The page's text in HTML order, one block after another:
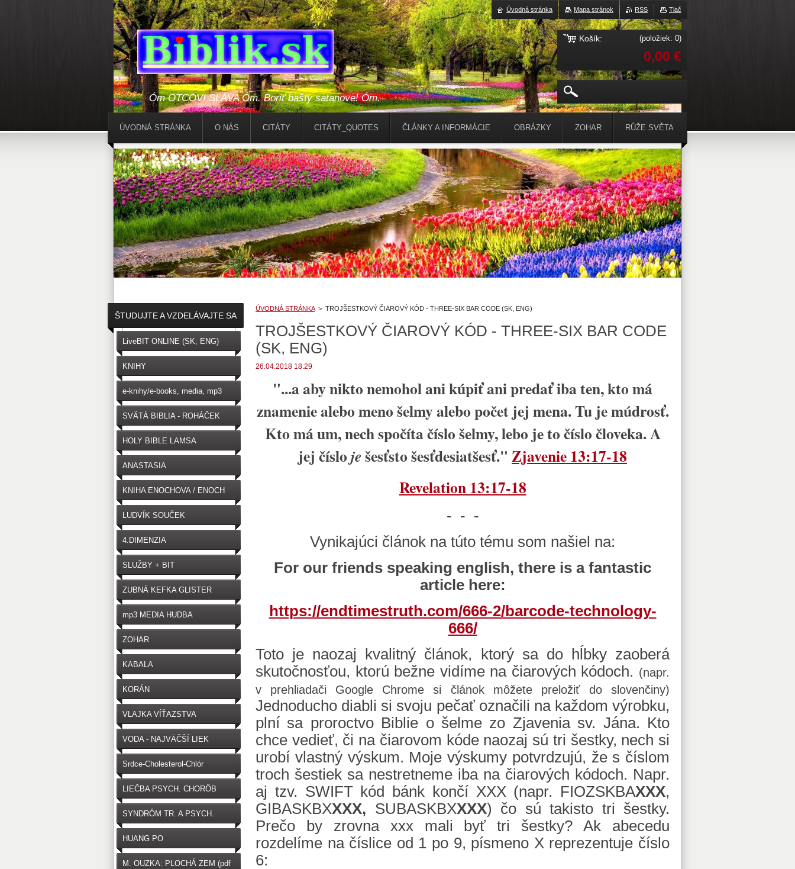
Óm OTCOVI SLÁVA Óm. Boriť bašty satanove! Óm.
ÚVODNÁ STRÁNKA > TROJŠESTKOVÝ ČIAROVÝ KÓD - THREE-SIX BAR CODE (SK, ENG)
TROJŠESTKOVÝ ČIAROVÝ KÓD - THREE-SIX BAR CODE
(SK, ENG)
26.04.2018 18:29
"...a aby nikto nemohol ani kúpiť ani predať iba ten, kto má
znamenie alebo meno šelmy alebo počet jej mena. Tu je múdrosť.
Kto má um, nech spočíta číslo šelmy, lebo je to číslo človeka. A
jej čísloješesťsto šesťdesiatšesť." Zjavenie 13:17-18
Revelation 13:17-18
- - -
Vynikajúci článok na túto tému som našiel na:
For our friends speaking english, there is a fantastic
article here:
https://endtimestruth.com/666-2/barcode-technology-
666/
Toto je naozaj kvalitný článok, ktorý sa do hĺbky zaoberá
skutočnosťou, ktorú bežne vidíme na čiarových kódoch. (napr.
v prehliadači Google Chrome si článok môžete preložiť do slovenčiny)
Jednoducho diabli si svoju pečať označili na každom výrobku,
plní sa proroctvo Biblie o šelme zo Zjavenia sv. Jána. Kto
chce vedieť, či na čiarovom kóde naozaj sú tri šestky, nech si
urobí vlastný výskum. Moje výskumy potvrdzujú, že s číslom
troch šestiek sa nestretneme iba na čiarových kódoch. Napr.
aj tzv. SWIFT kód bánk končí XXX (napr. FIOZSKBAXXX,
GIBASKBXXXX, SUBASKBXXXX) čo sú takisto tri šestky.
Prečo by zrovna xxx mali byť tri šestky? Ak abecedu
rozdelíme na číslice od 1 po 9, písmeno X reprezentuje číslo
6:
ŠTUDUJTE A VZDELÁVAJTE SA
LiveBIT ONLINE (SK, ENG)
KNIHY
e-knihy/e-books, media, mp3
SVÄTÁ BIBLIA - ROHÁČEK
(SK)
HOLY BIBLE LAMSA
(ENGLISH)
ANASTASIA
KNIHA ENOCHOVA / ENOCH
LUDVÍK SOUČEK
4.DIMENZIA
SLUŽBY + BIT
ZUBNÁ KEFKA GLISTER
mp3 MEDIA HUDBA
ZOHAR
KABALA
KORÁN
VLAJKA VÍŤAZSTVA
VODA - NAJVÄČŠÍ LIEK
Srdce-Cholesterol-Chlór
LIEČBA PSYCH. CHORÔB
SYNDRÓM TR. A PSYCH.
HUANG PO
M. OUZKA: PLOCHÁ ZEM (pdf
ÚVODNÁ STRÁNKA O NÁS CITÁTY CITÁTY_QUOTES ČLÁNKY A INFORMÁCIE OBRÁZKY ZOHAR RŮŽE SVĚTA
Tlač
RSS
Mapa stránok
Úvodná stránka
Košík: (položiek: 0)
0,00 €